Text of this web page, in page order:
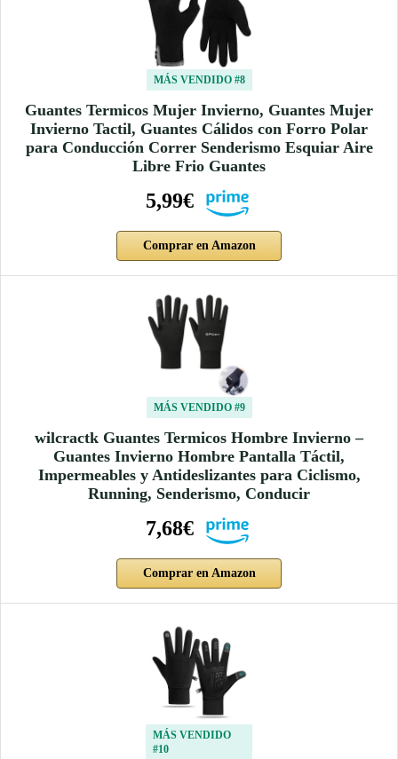
MÁS VENDIDO #8
Guantes Termicos Mujer Invierno, Guantes Mujer
Invierno Tactil, Guantes Cálidos con Forro Polar
para Conducción Correr Senderismo Esquiar Aire
Libre Frio Guantes
5,99€
Comprar en Amazon
MÁS VENDIDO #9
wilcractk Guantes Termicos Hombre Invierno –
Guantes Invierno Hombre Pantalla Táctil,
Impermeables y Antideslizantes para Ciclismo,
Running, Senderismo, Conducir
7,68€
Comprar en Amazon
MÁS VENDIDO
#10